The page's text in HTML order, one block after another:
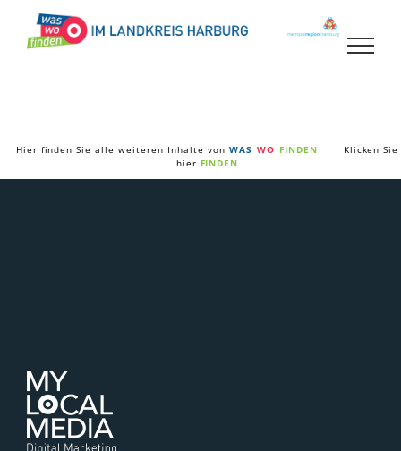
Inhalt
springen
Hier finden Sie alle weiteren Inhalte von WAS WO FINDEN
Klicken Sie
hier FINDEN